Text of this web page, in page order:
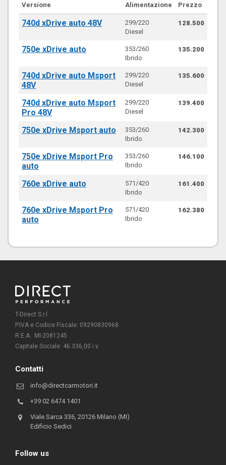
Versione
Alimentazione
Prezzo
740d xDrive auto 48V
299/220
Diesel
128.500
750e xDrive auto
353/260
Ibrido
135.200
740d xDrive auto Msport
48V
299/220
Diesel
135.600
740d xDrive auto Msport
Pro 48V
299/220
Diesel
139.400
750e xDrive Msport auto
353/260
Ibrido
142.300
750e xDrive Msport Pro
auto
353/260
Ibrido
146.100
760e xDrive auto
571/420
Ibrido
161.400
760e xDrive Msport Pro
auto
571/420
Ibrido
162.380
T-Direct S.r.l.
P.IVA e Codice Fiscale: 09290830968
R.E.A.: MI-2081245
Capitale Sociale: 46.336,00 i.v.
Contatti
info@directcarmotori.it
+39 02 6474 1401
Viale Sarca 336, 20126 Milano (MI)
Edificio Sedici
Follow us